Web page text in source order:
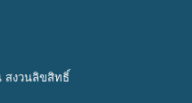
สงวนลิขสิทธิ์